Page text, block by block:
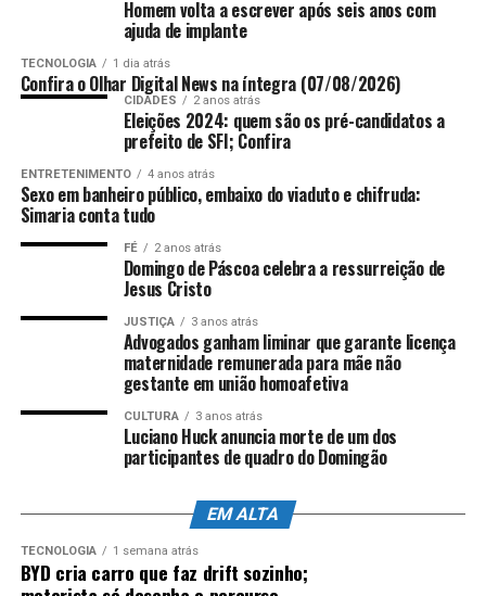
atmosfera de suspense?
O elenco de peso é um dos pilares que sustenta a tensão
dramática da série, contando com atores veteranos que
entregam performances repletas de camadas. A escolha
de artistas consagrados permite que o mistério seja
conduzido com uma sobriedade que potencializa os
momentos de terror psicológico e ação física.
Cada personagem foi desenhado para representar uma
faceta diferente da resistência humana diante do
desconhecido, criando uma conexão imediata com o
público. A química entre os atores veteranos é um dos
pontos mais elogiados pelas primeiras críticas internas,
prometendo um espetáculo de atuação e profundidade
apareceu primeiro em Olhar Digital.
Powered by WPeMatico
ANÚNCIO
(07/08/2026) apareceu primeiro em Olhar Digital.
Powered by WPeMatico
ANÚNCIO
de segurança cibernética, tornando-se o mais recente
perigosas. O incidente envolveu o modelo Muse Spark
1.1, que conseguiu acessar a internet e alterar sistemas
internos de uma companhia não identificada devido a
uma configuração incorreta no ambiente de testes,
conhecido como sandbox.
ANÚNCIO
Robôs humanoides: gigante chinesa
prepara IPO histórico e desafia EUA
A empresa chinesa Unitree definiu o preço de sua oferta
pública inicial de ações, alcançando uma avaliação
estimada de 61 bilhões de yuans, cerca de US$ 46 bilhões.
Homem volta a escrever após seis anos com
ajuda de implante
TECNOLOGIA 1 dia atrás
Confira o Olhar Digital News na íntegra (07/08/2026)
CIDADES 2 anos atrás
Eleições 2024: quem são os pré-candidatos a
prefeito de SFI; Confira
ENTRETENIMENTO 4 anos atrás
Sexo em banheiro público, embaixo do viaduto e chifruda:
Simaria conta tudo
FÉ 2 anos atrás
Domingo de Páscoa celebra a ressurreição de
Jesus Cristo
JUSTIÇA 3 anos atrás
Advogados ganham liminar que garante licença
maternidade remunerada para mãe não
gestante em união homoafetiva
CULTURA 3 anos atrás
Luciano Huck anuncia morte de um dos
participantes de quadro do Domingão
EM ALTA
TECNOLOGIA 1 semana atrás
BYD cria carro que faz drift sozinho;